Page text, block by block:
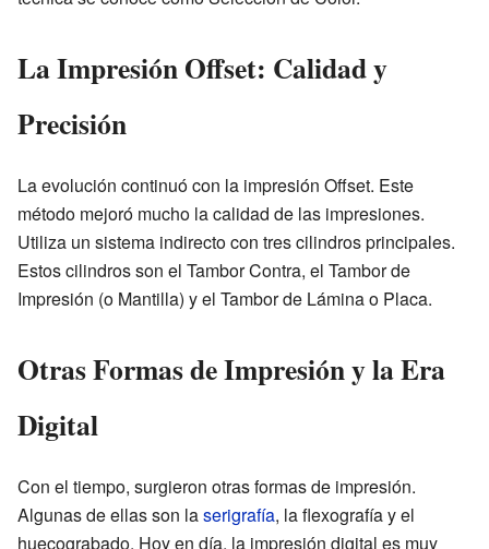
La Impresión Offset: Calidad y
Precisión
La evolución continuó con la impresión Offset. Este
método mejoró mucho la calidad de las impresiones.
Utiliza un sistema indirecto con tres cilindros principales.
Estos cilindros son el Tambor Contra, el Tambor de
Impresión (o Mantilla) y el Tambor de Lámina o Placa.
Otras Formas de Impresión y la Era
Digital
Con el tiempo, surgieron otras formas de impresión.
Algunas de ellas son laserigrafía, la flexografía y el
huecograbado. Hoy en día, la impresión digital es muy